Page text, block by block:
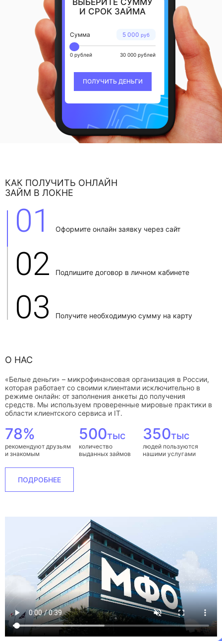
ВЫБЕРИТЕ СУММУ
И СРОК ЗАЙМА
5 000 руб
Сумма
0 рублей 30 000 рублей
ПОЛУЧИТЬ ДЕНЬГИ
КАК ПОЛУЧИТЬ ОНЛАЙН
ЗАЙМ В ЛОКНЕ
01 Оформите онлайн заявку через сайт
02 Подпишите договор в личном кабинете
03 Получите необходимую сумму на карту
О НАС
«Белые деньги» – микрофинансовая организация в России,
которая работает со своими клиентами исключительно в
режиме онлайн: от заполнения анкеты до получения
средств. Мы используем проверенные мировые практики в
области клиентского сервиса и IT.
78%
рекомендуют друзьям
и знакомым
500тыс
количество
выданных займов
350тыс
людей пользуются
нашими услугами
ПОДРОБНЕЕ